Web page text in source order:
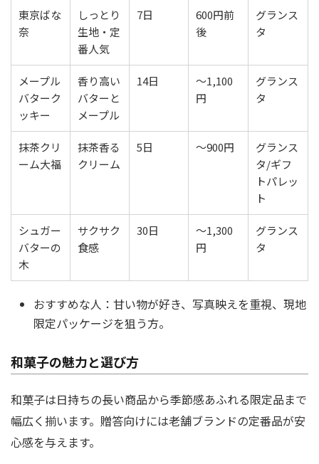
東京ばな
奈
しっとり
生地・定
番人気
7日
600円前
後
グランス
タ
メープル
バターク
ッキー
香り高い
バターと
メープル
14日
〜1,100
円
グランス
タ
抹茶クリ
ーム大福
抹茶香る
クリーム
5日 〜900円
グランス
タ/ギフ
トパレッ
ト
シュガー
バターの
木
サクサク
食感
30日
〜1,300
円
グランス
タ
おすすめな人：甘い物が好き、写真映えを重視、現地
限定パッケージを狙う方。
和菓子の魅力と選び方
和菓子は日持ちの長い商品から季節感あふれる限定品まで
幅広く揃います。贈答向けには老舗ブランドの定番品が安
心感を与えます。